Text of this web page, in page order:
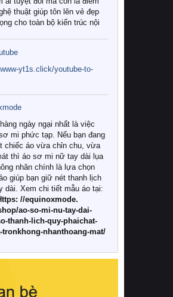
thuật giúp tôn lên vẻ đẹp
cho toàn bộ kiến trúc nội
giữa thị trường đa dạng
thương hiệu và mẫu mã
nay, làm thế nào để chọn
bộ chăn ga gối đệm cao
sự chất lượng, phù hợp với
và nhu cầu sử dụng của gia
cùng chúng tôi đi tìm lời
chi tiết qua bài viết dưới đây.
các gia đình hiện đại lại ưa
chăn ga gối đệm cao cấp?
các dòng sản phẩm thông
những bộ chăn ga gối đệm
trải qua quy trình sản xuất
ngặt từ khâu chọn lọc nguyên
đến công nghệ dệt
hiện đại không chứa hóa chất
sẽ cảm nhận rõ rệt sự khác
xác của phần đệm nâng đỡ
yt1s.click/youtube-to-
ngày ngại nhất là việc
mi phức tạp. Nếu bạn đang
chiếc áo vừa chỉn chu, vừa
thì áo sơ mi nữ tay dài lụa
nhăn chính là lựa chọn
giúp bạn giữ nét thanh lịch
dài. Xem chi tiết mẫu áo tại:
//equinoxmode.
ao-so-mi-nu-tay-dai-
thanh-lich-quy-phaichat-
tronkhong-nhanthoang-mat/